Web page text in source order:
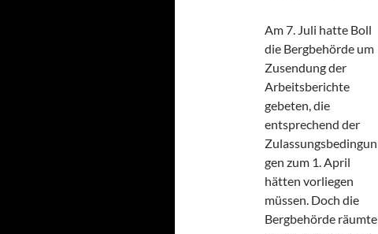
Am 7. Juli hatte Boll
die Bergbehörde um
Zusendung der
Arbeitsberichte
gebeten, die
entsprechend der
Zulassungsbedingun
gen zum 1. April
hätten vorliegen
müssen. Doch die
Bergbehörde räumte